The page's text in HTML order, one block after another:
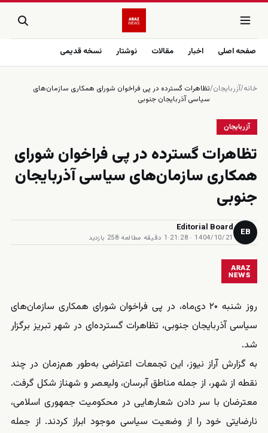
صفحه اصلی اخبار مقالات نوشتار نسخه قدیمی
خانه/آزربایجان/تظاهرات گسترده در پی فراخوان شورای همکاری سازمان‌های
سیاسی آذربایجان جنوبی
آزربایجان
تظاهرات گسترده در پی فراخوان شورای
همکاری سازمان‌های سیاسی آذربایجان
جنوبی
EB
Editorial Board
1404/10/21 · 21:28
·1 دقیقه مطالعه ·258 بازدید
ARAZ
NEWS
روز شنبه ۲۰ دی‌ماه، در پی فراخوان شورای همکاری سازمان‌های
سیاسی آذربایجان جنوبی، تظاهرات گسترده‌ای در شهر تبریز برگزار
شد.
به گزارش آراز نیوز، این تجمعات اعتراضی به‌طور هم‌زمان در چند
نقطه از شهر، از جمله مناطق آبرسان، ولیعصر و شهناز شکل گرفت.
معترضان با سر دادن شعارهایی در محکومیت جمهوری اسلامی،
نارضایتی خود را از وضعیت سیاسی موجود ابراز کردند. از جمله